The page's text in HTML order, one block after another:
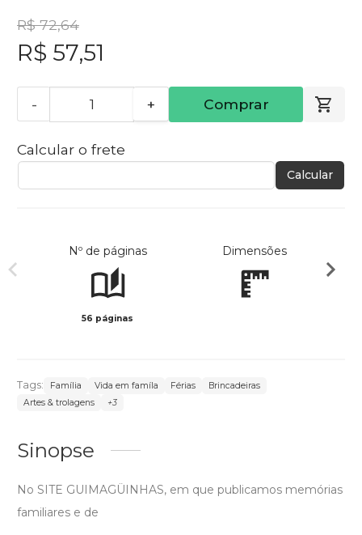
R$ 72,64
R$ 57,51
- + Comprar
Calcular o frete
Calcular
Nº de páginas
56 páginas
Dimensões
Tags: Família Vida em famíla Férias
Brincadeiras
Artes & trolagens
+3
Sinopse
No SITE GUIMAGÜINHAS, em que publicamos memórias
familiares e de